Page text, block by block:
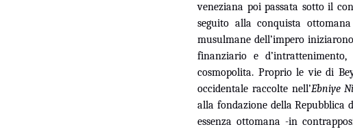
veneziana poi passata sotto il
seguito alla conquista
musulmane dell’impero
finanziario e
cosmopolita. Proprio le vie di
occidentale raccolte nell’Ebniye
alla fondazione della Repubblica
essenza ottomana -in